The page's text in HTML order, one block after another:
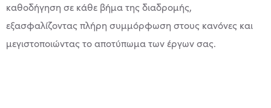
καθοδήγηση σε κάθε βήμα της διαδρομής,
εξασφαλίζοντας πλήρη συμμόρφωση στους κανόνες και
μεγιστοποιώντας το αποτύπωμα των έργων σας.